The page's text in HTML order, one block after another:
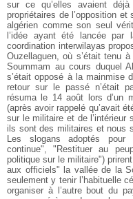
sur ce qu’elles avaient
propriétaires de l’opposition
algérien comme son seul
l’idée ayant été lancée
coordination interwilayas
Ouzellaguen, où s’était tenu
Soummam au cours duquel
s’était opposé à la mainmise
retour sur le passé n’était
résuma le 14 août lors d’un
(après avoir rappelé qu’avait
sur le militaire et de l’intérieur
ils sont des militaires et nous
Les slogans adoptés pour
continue", "Restituer au
politique sur le militaire")
aux officiels" la vallée de la
seulement y tenir l’habituelle
organiser à l’autre bout du